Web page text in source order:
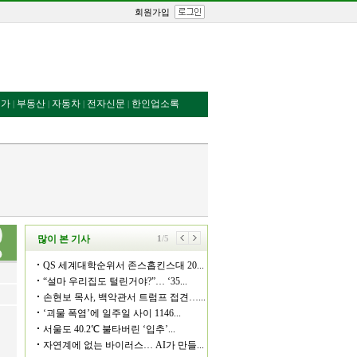
회원가입
| 부동산 | 자동차 | 전자신문 | 한인업소록